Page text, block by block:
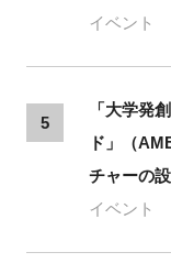
イベント
5
「大学発
ド」（
チャーの
イベント